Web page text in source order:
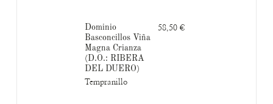
Dominio
Basconcillos Viña
Magna Crianza
(D.O.: RIBERA
DEL DUERO)
Tempranillo
58,50 €